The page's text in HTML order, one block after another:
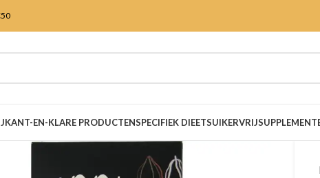
KANT-EN-KLARE PRODUCTENSPECIFIEK DIEETSUIKERVRIJ